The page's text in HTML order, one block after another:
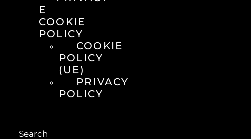
E
COOKIE
POLICY
COOKIE
POLICY
(UE)
PRIVACY
POLICY
Search